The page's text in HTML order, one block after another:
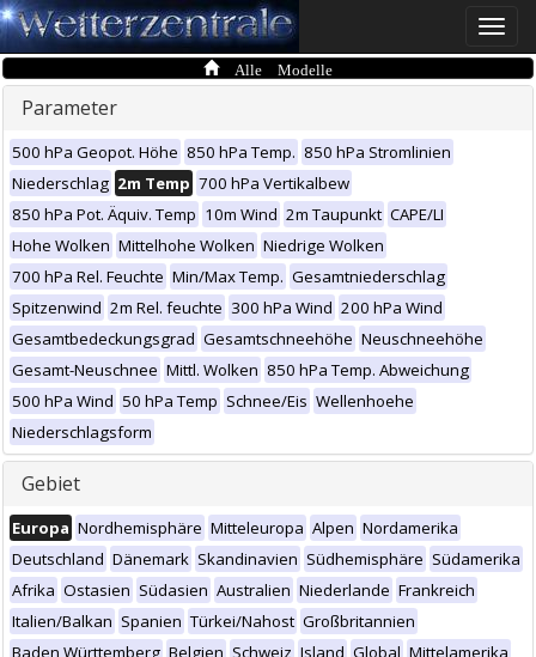
Toggle
Alle Modelle
Parameter
500 hPa Geopot. Höhe 850 hPa Temp. 850 hPa Stromlinien
Niederschlag 2m Temp 700 hPa Vertikalbew
850 hPa Pot. Äquiv. Temp 10m Wind 2m Taupunkt CAPE/LI
Hohe Wolken Mittelhohe Wolken Niedrige Wolken
700 hPa Rel. Feuchte Min/Max Temp. Gesamtniederschlag
Spitzenwind 2m Rel. feuchte 300 hPa Wind 200 hPa Wind
Gesamtbedeckungsgrad Gesamtschneehöhe Neuschneehöhe
Gesamt-Neuschnee Mittl. Wolken 850 hPa Temp. Abweichung
500 hPa Wind 50 hPa Temp Schnee/Eis Wellenhoehe
Niederschlagsform
Gebiet
Europa Nordhemisphäre Mitteleuropa Alpen Nordamerika
Deutschland Dänemark Skandinavien Südhemisphäre Südamerika
Afrika Ostasien Südasien Australien Niederlande Frankreich
Italien/Balkan Spanien Türkei/Nahost Großbritannien
Baden Württemberg Belgien Schweiz Island Global Mittelamerika